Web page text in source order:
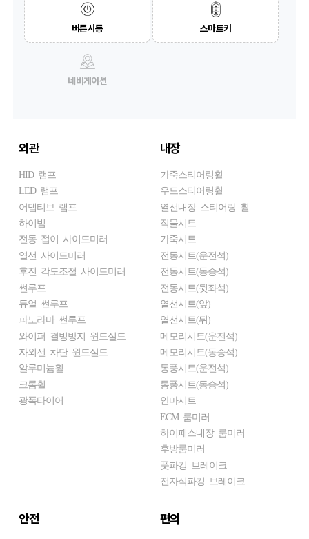
버튼시동 스마트키
네비게이션
외관
HID 램프
LED 램프
어댑티브 램프
하이빔
전동 접이 사이드미러
열선 사이드미러
후진 각도조절 사이드미러
썬루프
듀얼 썬루프
파노라마 썬루프
와이퍼 결빙방지 윈드실드
자외선 차단 윈드실드
알루미늄휠
크롬휠
광폭타이어
내장
가죽스티어링휠
우드스티어링휠
열선내장 스티어링 휠
직물시트
가죽시트
전동시트(운전석)
전동시트(동승석)
전동시트(뒷좌석)
열선시트(앞)
열선시트(뒤)
메모리시트(운전석)
메모리시트(동승석)
통풍시트(운전석)
통풍시트(동승석)
안마시트
ECM 룸미러
하이패스내장 룸미러
후방룸미러
풋파킹 브레이크
전자식파킹 브레이크
안전 편의